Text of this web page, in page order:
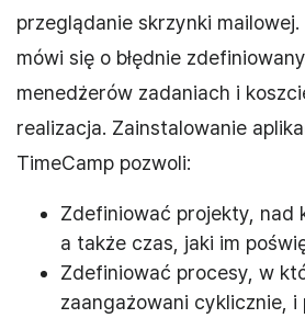
przeglądanie skrzynki mailowej.
mówi się o błędnie
menedżerów zadaniach i
realizacja. Zainstalowanie
TimeCamp pozwoli:
Zdefiniować projekty, nad
a także czas, jaki im
Zdefiniować procesy, w
zaangażowani cyklicznie,